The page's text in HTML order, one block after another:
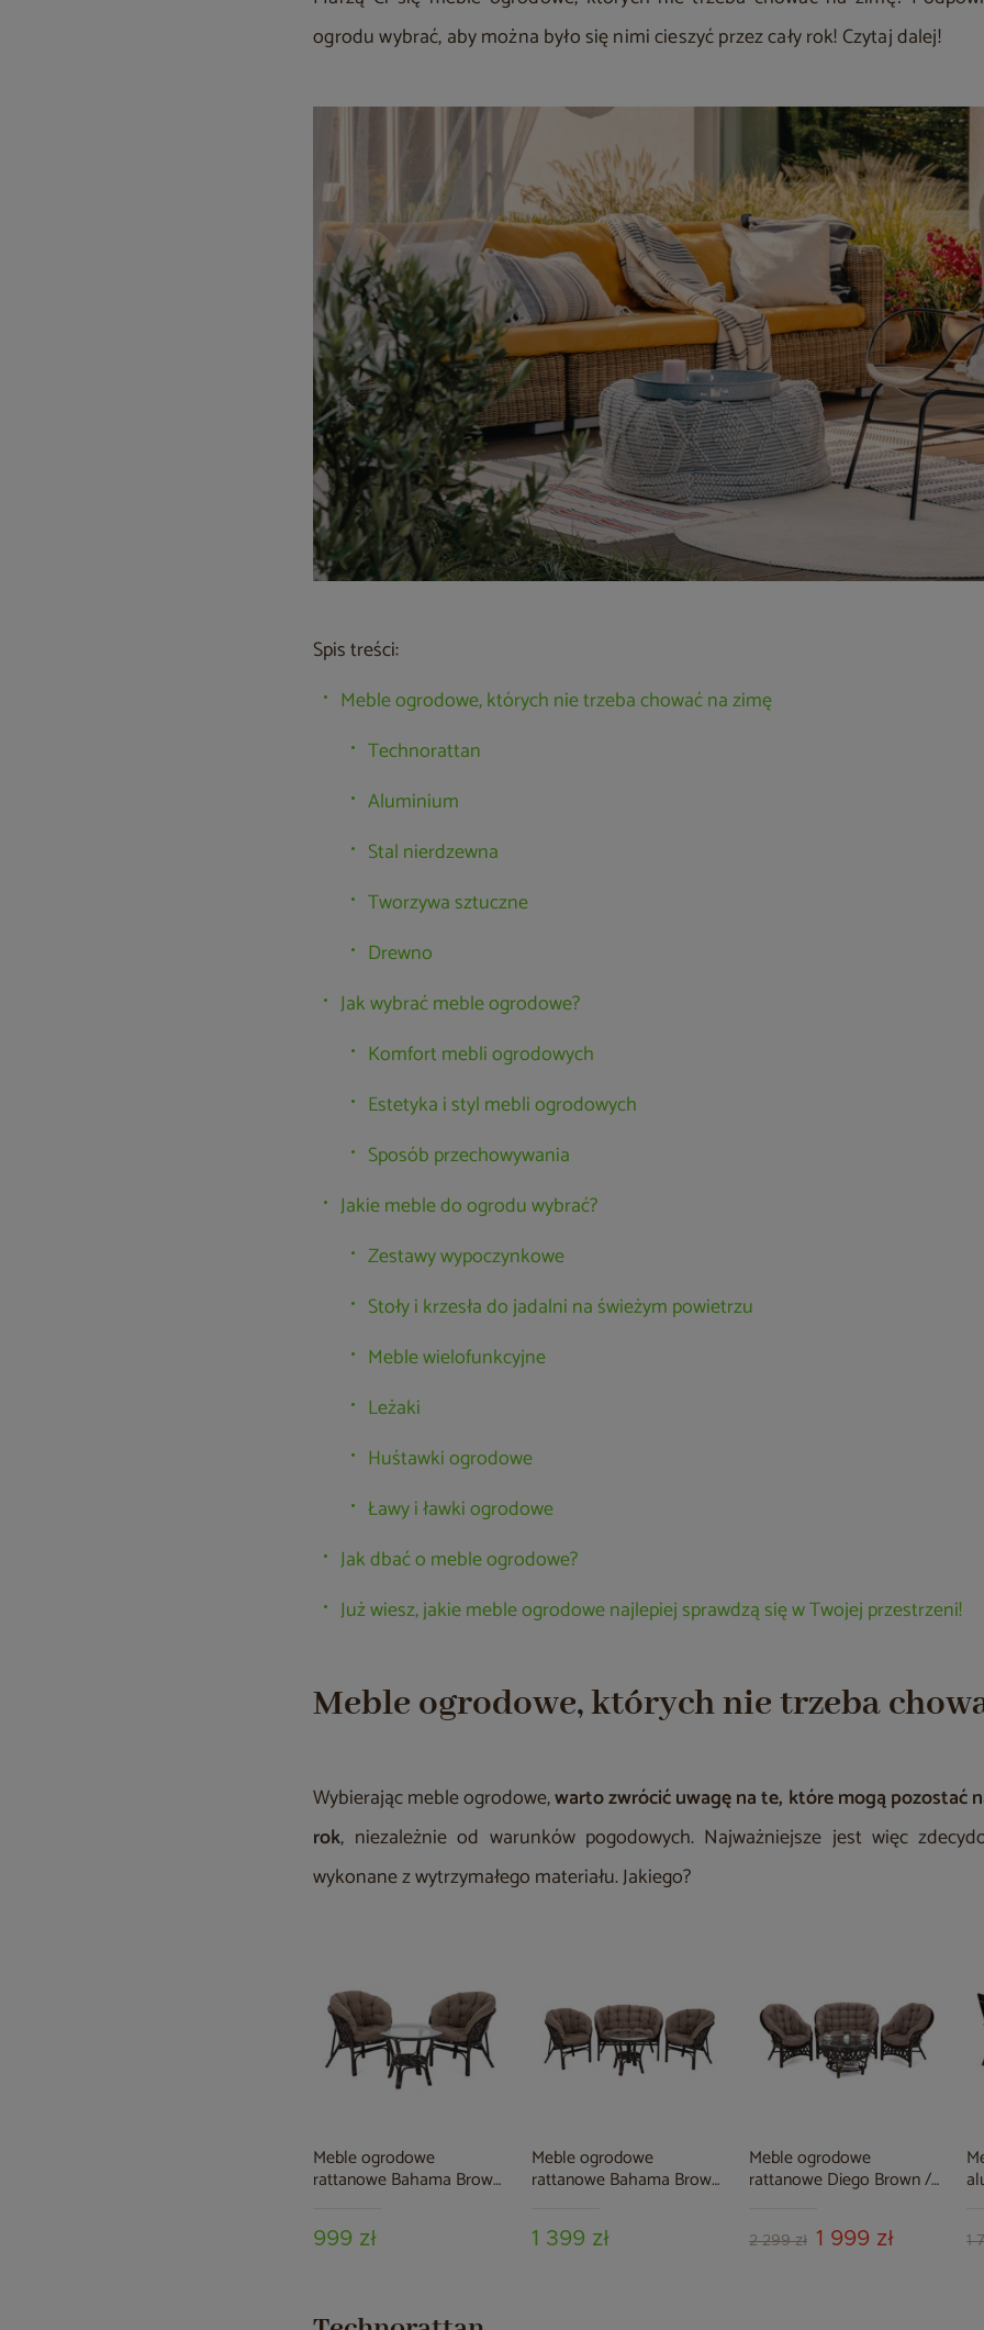
ogrodu wybrać, aby można było się nimi cieszyć przez cały rok! Czytaj dalej!
Spis treści:
Meble ogrodowe, których nie trzeba chować na zimę
Technorattan
Aluminium
Stal nierdzewna
Tworzywa sztuczne
Drewno
Jak wybrać meble ogrodowe?
Komfort mebli ogrodowych
Estetyka i styl mebli ogrodowych
Sposób przechowywania
Jakie meble do ogrodu wybrać?
Zestawy wypoczynkowe
Stoły i krzesła do jadalni na świeżym powietrzu
Meble wielofunkcyjne
Leżaki
Huśtawki ogrodowe
Ławy i ławki ogrodowe
Jak dbać o meble ogrodowe?
Już wiesz, jakie meble ogrodowe najlepiej sprawdzą się w Twojej przestrzeni!
Meble ogrodowe, których nie trzeba
Wybierając meble ogrodowe,warto zwrócić uwagę na te, któremogą pozostać
rok, niezależnie od warunków pogodowych. Najważniejsze jest więc
wykonane z wytrzymałego materiału. Jakiego?
Meble ogrodowe
rattanowe Bahama Brown
999 zł
Meble ogrodowe
rattanowe Bahama Brown
1 399 zł
Meble ogrodowe
rattanowe Diego Brown /
2 299 zł 1 999 zł 1